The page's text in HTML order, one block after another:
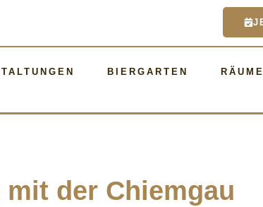
BIERGARTEN RÄUME
der Chiemgau